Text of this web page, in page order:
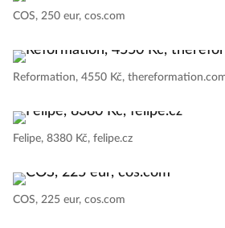
COS, 250 eur, cos.com
Reformation, 4550 Kč,
Felipe, 8380 Kč, felipe.cz
COS, 225 eur, cos.com